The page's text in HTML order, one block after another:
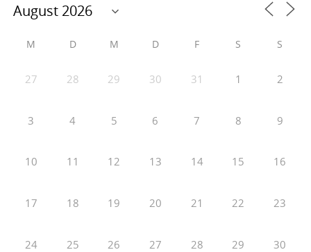
M D M D F S S
27 28 29 30 31 1 2
3 4 5 6 7 8 9
10 11 12 13 14 15 16
17 18 19 20 21 22 23
24 25 26 27 28 29 30